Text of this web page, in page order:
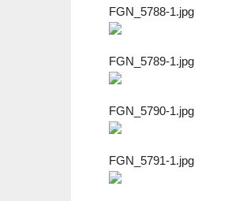
FGN_5788-1.jpg
FGN_5789-1.jpg
FGN_5790-1.jpg
FGN_5791-1.jpg